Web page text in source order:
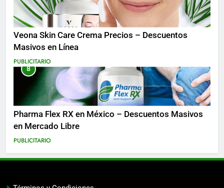
Veona Skin Care Crema Precios – Descuentos
Masivos en Línea
PUBLICITARIO
8
Pharma Flex RX en México – Descuentos Masivos
en Mercado Libre
PUBLICITARIO